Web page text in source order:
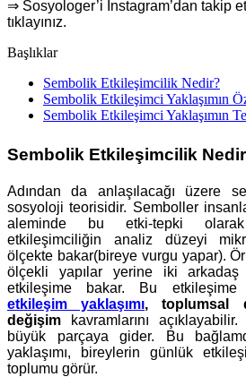
⇒ Sosyologer’i Instagram’dan takip
tıklayınız.
Başlıklar
Sembolik Etkileşimcilik Nedir?
Sembolik Etkileşimci Yaklaşımın
Sembolik Etkileşimci Yaklaşımın
Sembolik Etkileşimcilik
Adından da anlaşılacağı üzere
sosyoloji teorisidir. Semboller
aleminde bu etki-tepki
etkileşimciliğin analiz düzeyi
ölçekte bakar(bireye vurgu yapar).
ölçekli yapılar yerine iki arkadaş
etkileşime bakar. Bu etkileşime
etkileşim yaklaşımı, toplumsal
değişim kavramlarını
büyük parçaya gider. Bu
yaklaşımı, bireylerin günlük
toplumu görür.